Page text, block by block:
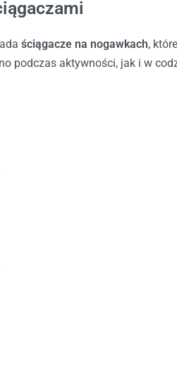
ściągacze na nogawkach,
podczas aktywności, jak i w